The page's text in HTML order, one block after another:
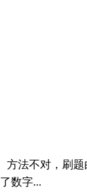
法不对，刷
数字...